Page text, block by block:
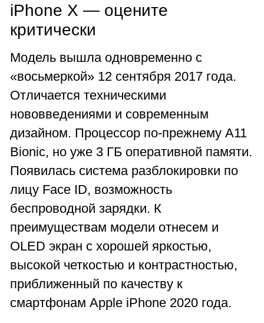
iPhone X — оцените
критически
Модель вышла одновременно с
«восьмеркой» 12 сентября 2017 года.
Отличается техническими
нововведениями и современным
дизайном. Процессор по-прежнему A11
Bionic, но уже 3 ГБ оперативной памяти.
Появилась система разблокировки по
лицу Face ID, возможность
беспроводной зарядки. К
преимуществам модели отнесем и
OLED экран с хорошей яркостью,
высокой четкостью и контрастностью,
приближенный по качеству к
смартфонам Apple iPhone 2020 года.